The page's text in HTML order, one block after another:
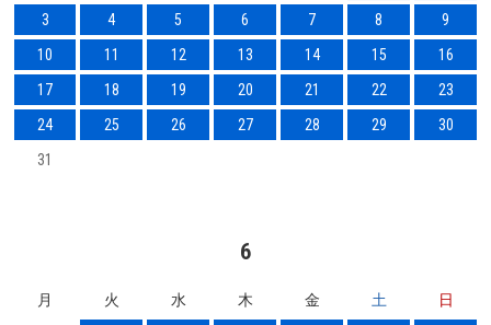
3
4 5 6 7 8
9
10
11 12 13 14 15
16
17
18 19 20 21 22
23
24
25 26 27 28 29
30
31
6
月 火 水 木 金 土
日